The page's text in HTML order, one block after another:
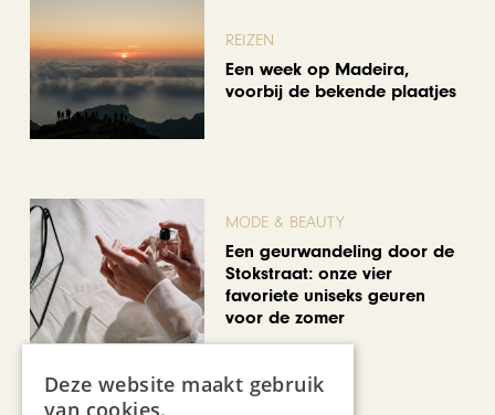
REIZEN
Een week op Madeira,
voorbij de bekende plaatjes
MODE & BEAUTY
Een geurwandeling door de
Stokstraat: onze vier
favoriete uniseks geuren
voor de zomer
Bekijk alle artikelen
Deze website maakt gebruik
van cookies.